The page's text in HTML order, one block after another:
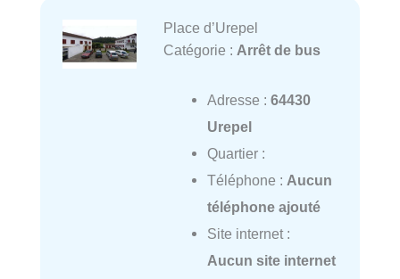
Place d’Urepel
Catégorie : Arrêt de bus
Adresse : 64430
Urepel
Quartier :
Téléphone : Aucun
téléphone ajouté
Site internet :
Aucun site internet